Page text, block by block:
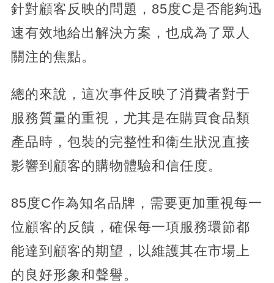
針對顧客反映的問題，85度C是否能夠迅
速有效地給出解決方案，也成為了眾人
關注的焦點。
總的來說，這次事件反映了消費者對于
服務質量的重視，尤其是在購買食品類
產品時，包裝的完整性和衛生狀況直接
影響到顧客的購物體驗和信任度。
85度C作為知名品牌，需要更加重視每一
位顧客的反饋，確保每一項服務環節都
能達到顧客的期望，以維護其在市場上
的良好形象和聲譽。